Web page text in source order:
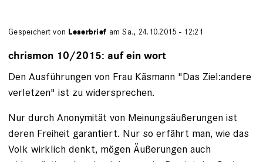
Gespeichert von Leserbrief am Sa., 24.10.2015 - 12:21
chrismon 10/2015: auf ein wort
Den Ausführungen von Frau Käsmann "Das Ziel:andere
verletzen" ist zu widersprechen.
Nur durch Anonymität von Meinungsäußerungen ist
deren Freiheit garantiert. Nur so erfährt man, wie das
Volk wirklich denkt, mögen Äußerungen auch